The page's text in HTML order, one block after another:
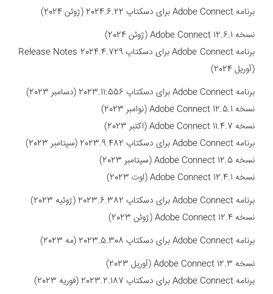
برنامه Adobe Connect برای دسکتاپ 2024.6.22 (ژوئن 2024)
نسخه Adobe Connect 12.6.1 (ژوئن 2024)
برنامه Adobe Connect برای دسکتاپ 2024.4.729 Release Notes
(آوریل 2024)
برنامه Adobe Connect برای دسکتاپ 2023.11.556 (دسامبر 2023)
نسخه Adobe Connect 12.5.1 (نوامبر 2023)
نسخه Adobe Connect 11.4.7 (اکتبر 2023)
برنامه Adobe Connect برای دسکتاپ 2023.9.482 (سپتامبر 2023)
نسخه Adobe Connect 12.5 (سپتامبر 2023)
نسخه Adobe Connect 12.4.1 (اوت 2023)
برنامه Adobe Connect برای دسکتاپ 2023.6.382 (ژوئیه 2023)
نسخه Adobe Connect 12.4 (ژوئن 2023)
برنامه Adobe Connect برای دسکتاپ 2023.5.308 (مه 2023)
نسخه Adobe Connect 12.3 (آوریل 2023)
برنامه Adobe Connect برای دسکتاپ 2023.2.187 (فوریه 2023)